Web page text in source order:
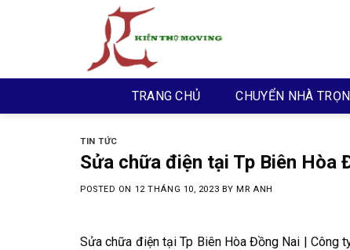
TRANG CHỦ CHUYỂN NHÀ
TIN TỨC
Sửa chữa điện tại Tp Biên Hòa
POSTED ON 12 THÁNG 10, 2023 BYMR ANH
Sửa chữa điện tại Tp Biên Hòa Đồng Nai | Công